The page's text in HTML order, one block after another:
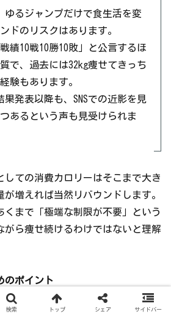
るジャンプだけで食生活を変
ドのリスクはあります。
績10戦10勝10敗」と公言するほ
で、過去には32kg痩せてきっち
験もあります。
発表以降も、SNSでの近影を見
あるという声も見受けられま
しての消費カロリーはそこまで大き
が増えれば当然リバウンドします。
くまで「極端な制限が不要」という
がら痩せ続けるわけではないと理解
のポイント
達成してもジャンプを「1日
検索 トップ シェア サイドバー